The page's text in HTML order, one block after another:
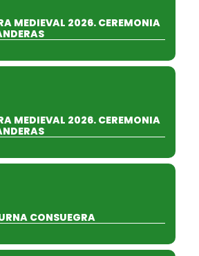
MEDIEVAL 2026. CEREMONIA
MEDIEVAL 2026. CEREMONIA
CONSUEGRA